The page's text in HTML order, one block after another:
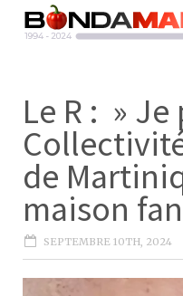
Le R : »
de
maison
SEPTEMBRE 10TH, 2024